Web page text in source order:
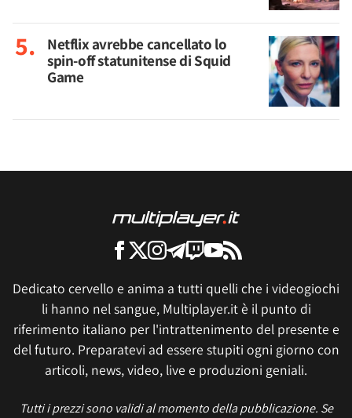
Netflix avrebbe cancellato lo
spin-off statunitense di Squid
Game
Dedicato cervello e anima a tutti quelli che i videogiochi
li hanno nel sangue, Multiplayer.it è il punto di
riferimento italiano per l'intrattenimento del presente e
del futuro. Preparatevi ad essere stupiti ogni giorno con
articoli, news, video, live e produzioni geniali.
Tutti i prezzi sono validi al momento della pubblicazione. Se